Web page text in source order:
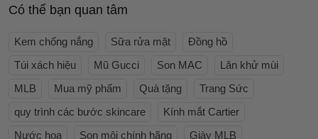
Có thể bạn quan tâm
Kem chống nắng Sữa rửa mặt
Đồng hồ
Túi xách hiệu
Mũ Gucci Son MAC
Lăn khử mùi
MLB
Mua mỹ phẩm Quà tặng
Trang Sức
quy trình các bước skincare
Kính mắt Cartier
Nước hoa
Son môi chính hãng
Giày MLB